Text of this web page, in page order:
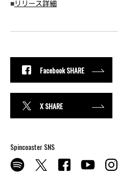
■リリース詳細
Facebook SHARE
X SHARE
Spincoaster SNS